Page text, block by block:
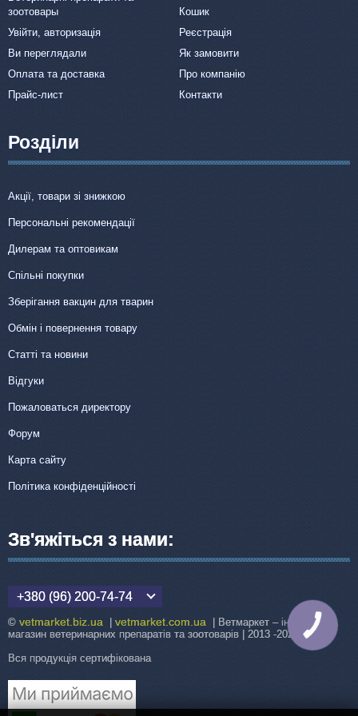
зоотовары
Кошик
Увійти, авторизація
Реєстрація
Ви переглядали
Як замовити
Оплата та доставка
Про компанію
Прайс-лист
Контакти
Розділи
Акції, товари зі знижкою
Персональні рекомендації
Дилерам та оптовикам
Спільні покупки
Зберігання вакцин для тварин
Обмін і повернення товару
Статті та новини
Відгуки
Пожаловаться директору
Форум
Карта сайту
Політика конфіденційності
Зв'яжіться з нами:
+380 (96) 200-74-74
© vetmarket.biz.ua vetmarket.com.ua | Ветмаркет – інтернет-
магазин ветеринарних препаратів та зоотоварів | 2013 -2026
Вся продукція сертифікована
КНОПКА
ЗВ'ЯЗКУ